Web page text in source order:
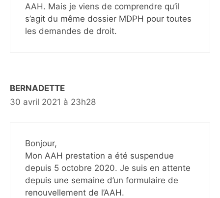
AAH. Mais je viens de comprendre qu’il
s’agit du même dossier MDPH pour toutes
les demandes de droit.
BERNADETTE
30 avril 2021 à 23h28
Bonjour,
Mon AAH prestation a été suspendue
depuis 5 octobre 2020. Je suis en attente
depuis une semaine d’un formulaire de
renouvellement de l’AAH.